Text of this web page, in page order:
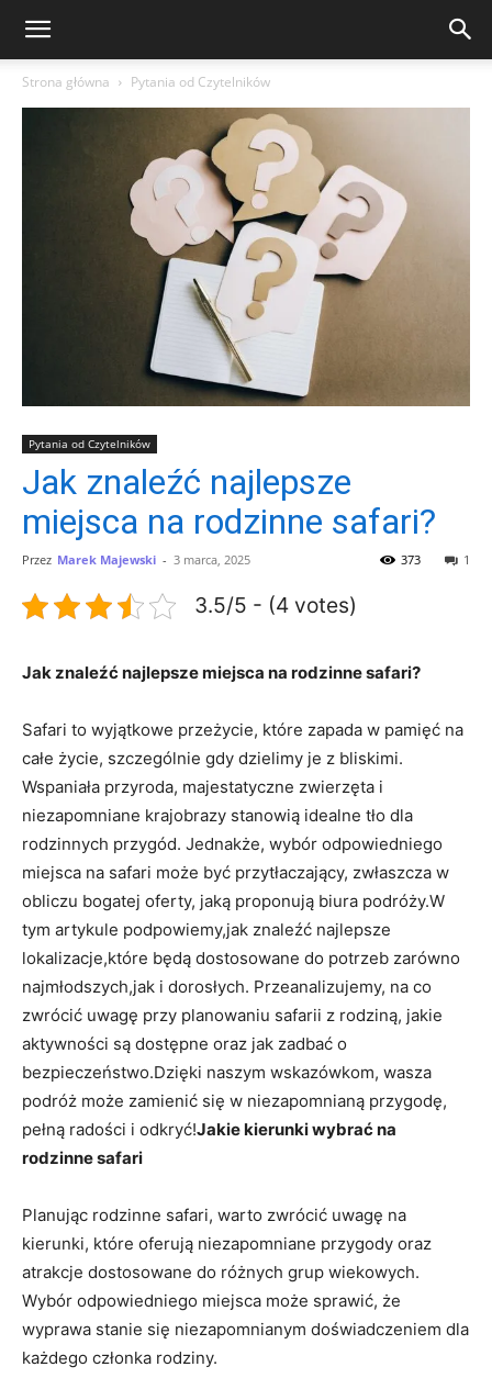
Strona główna Pytania od Czytelników
Pytania od Czytelników
Jak znaleźć najlepsze
miejsca na rodzinne safari?
Przez Marek Majewski - 3 marca, 2025 1
373
3.5/5 - (4 votes)
Jak ‌znaleźć najlepsze miejsca na rodzinne safari?
Safari to wyjątkowe przeżycie, które zapada w pamięć na
całe ‌życie, szczególnie gdy ‍dzielimy je z bliskimi.
Wspaniała przyroda, majestatyczne zwierzęta i
niezapomniane krajobrazy stanowią‌ idealne tło dla
rodzinnych przygód. Jednakże, wybór odpowiedniego
miejsca na safari może‍ być przytłaczający,⁢ zwłaszcza w
obliczu bogatej‍ oferty, jaką proponują‌ biura podróży.W
tym artykule podpowiemy,jak znaleźć najlepsze
lokalizacje,które będą dostosowane do ⁢potrzeb zarówno
najmłodszych,jak i dorosłych. Przeanalizujemy,‍ na co
‌zwrócić uwagę przy planowaniu safarii⁤ z rodziną, jakie
aktywności są dostępne oraz jak zadbać o
bezpieczeństwo.Dzięki naszym wskazówkom, wasza
podróż może ⁣zamienić się w ⁣niezapomnianą ‍przygodę,
pełną radości i ⁣odkryć!Jakie kierunki wybrać na
rodzinne safari
Planując rodzinne safari, warto zwrócić uwagę na⁤
kierunki, które oferują niezapomniane przygody oraz‍
atrakcje dostosowane do różnych‌ grup wiekowych.
Wybór odpowiedniego‌ miejsca może sprawić, że
wyprawa stanie ‍się⁣ niezapomnianym⁣ doświadczeniem dla
każdego członka rodziny.